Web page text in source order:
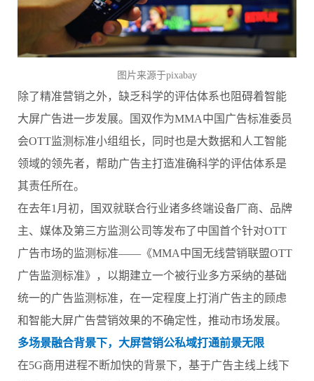
图片来源于pixabay
除了精准营销之外，缺乏科学的评估体系也阻碍着智能
大屏广告进一步发展。国双作为MMA中国广告标准委员
会OTT监测标准小组组长，同时也是大数据和人工智能
领域的领先者，帮助广告主打造准确科学的评估体系是
其责任所在。
在去年1月初，国双就联合行业诸多终端设备厂商、品牌
主、媒体及第三方监测公司等发布了中国首个针对OTT
广告市场的监测标准——《MMA中国无线营销联盟OTT
广告监测标准》，以期建立一个被行业多方采纳的基础
统一的广告监测标准，在一定程度上打消广告主的顾虑
和智能大屏广告营销效果的不确定性，推动市场发展。
多场景融合背景下，大屏营销公私域打通前景无限
在5G商用进程不断加快的背景下，基于广告主线上线下